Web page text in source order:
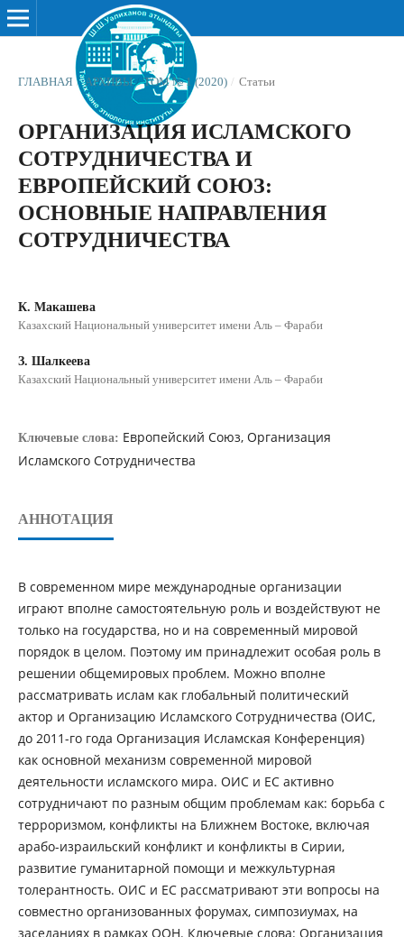
ГЛАВНАЯ / АРХИВЫ / ТОМ № 1 (2020) / Статьи
ОРГАНИЗАЦИЯ ИСЛАМСКОГО
СОТРУДНИЧЕСТВА И
ЕВРОПЕЙСКИЙ СОЮЗ:
ОСНОВНЫЕ НАПРАВЛЕНИЯ
СОТРУДНИЧЕСТВА
К. Макашева
Казахский Национальный университет имени Аль – Фараби
З. Шалкеева
Казахский Национальный университет имени Аль – Фараби
Ключевые слова: Европейский Союз, Организация
Исламского Сотрудничества
АННОТАЦИЯ
В современном мире международные организации
играют вполне самостоятельную роль и воздействуют не
только на государства, но и на современный мировой
порядок в целом. Поэтому им принадлежит особая роль в
решении общемировых проблем. Можно вполне
рассматривать ислам как глобальный политический
актор и Организацию Исламского Сотрудничества (ОИС,
до 2011-го года Организация Исламская Конференция)
как основной механизм современной мировой
деятельности исламского мира. ОИС и ЕС активно
сотрудничают по разным общим проблемам как: борьба с
терроризмом, конфликты на Ближнем Востоке, включая
арабо-израильский конфликт и конфликты в Сирии,
развитие гуманитарной помощи и межкультурная
толерантность. ОИС и ЕС рассматривают эти вопросы на
совместно организованных форумах, симпозиумах, на
заседаниях в рамках ООН. Ключевые слова: Организация